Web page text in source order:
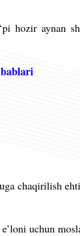
hozir aynan
chaqirilish
uchun